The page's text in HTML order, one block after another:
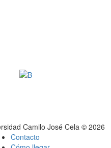
Camilo José Cela ©
Contacto